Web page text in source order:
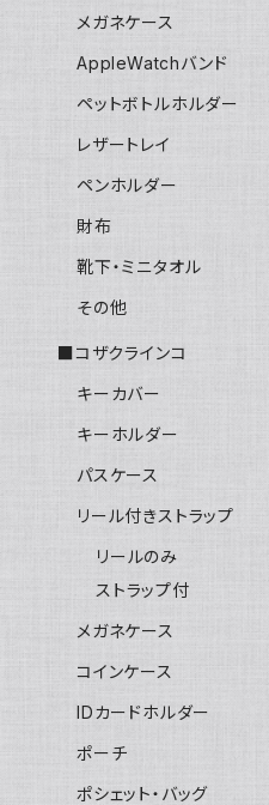
メガネケース
AppleWatchバンド
ペットボトルホルダー
レザートレイ
ペンホルダー
財布
靴下・ミニタオル
その他
■コザクラインコ
キーカバー
キーホルダー
パスケース
リール付きストラップ
リールのみ
ストラップ付
メガネケース
コインケース
IDカードホルダー
ポーチ
ポシェット・バッグ